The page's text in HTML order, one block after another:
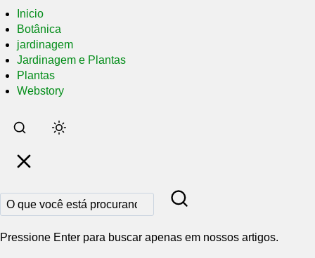
Inicio
Botânica
jardinagem
Jardinagem e Plantas
Plantas
Webstory
Pular
para
conteúdo
principal
Pressione Enter para buscar apenas em nossos artigos.